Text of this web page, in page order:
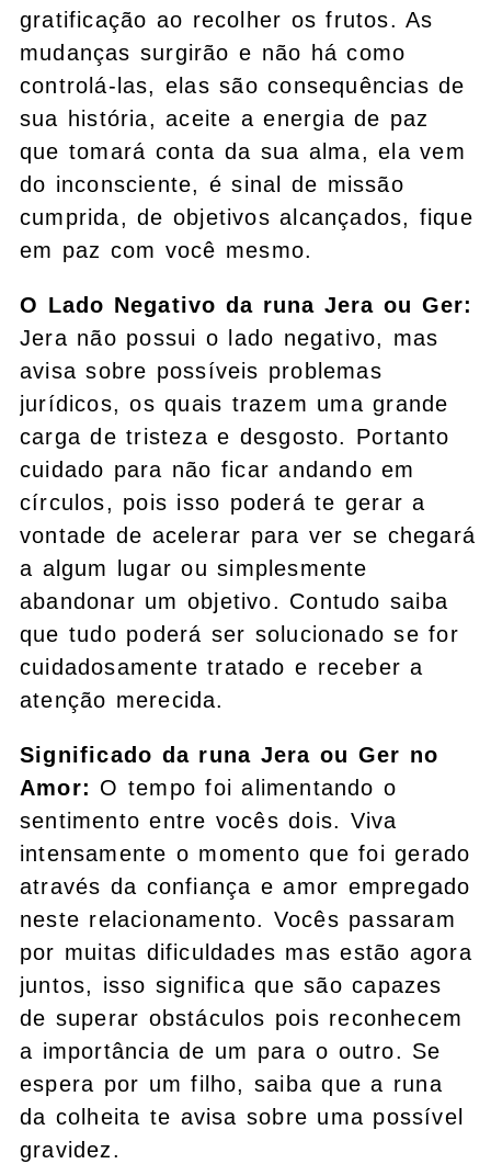
gratificação ao recolher os frutos. As
mudanças surgirão e não há como
controlá-las, elas são consequências de
sua história, aceite a energia de paz
que tomará conta da sua alma, ela vem
do inconsciente, é sinal de missão
cumprida, de objetivos alcançados, fique
em paz com você mesmo.
O Lado Negativo da runa Jera ou Ger:
Jera não possui o lado negativo, mas
avisa sobre possíveis problemas
jurídicos, os quais trazem uma grande
carga de tristeza e desgosto. Portanto
cuidado para não ficar andando em
círculos, pois isso poderá te gerar a
vontade de acelerar para ver se chegará
a algum lugar ou simplesmente
abandonar um objetivo. Contudo saiba
que tudo poderá ser solucionado se for
cuidadosamente tratado e receber a
atenção merecida.
Significado da runa Jera ou Ger no
Amor: O tempo foi alimentando o
sentimento entre vocês dois. Viva
intensamente o momento que foi gerado
através da confiança e amor empregado
neste relacionamento. Vocês passaram
por muitas dificuldades mas estão agora
juntos, isso significa que são capazes
de superar obstáculos pois reconhecem
a importância de um para o outro. Se
espera por um filho, saiba que a runa
da colheita te avisa sobre uma possível
gravidez.